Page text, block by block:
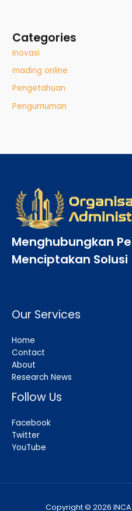
Categories
Inovasi
mading online
Pengetahuan
Pengumuman
Menghubungkan
Menciptakan Solusi
Our Services
Home
Contact
About
Research News
Follow Us
Facebook
Twitter
YouTube
Copyright © 2026